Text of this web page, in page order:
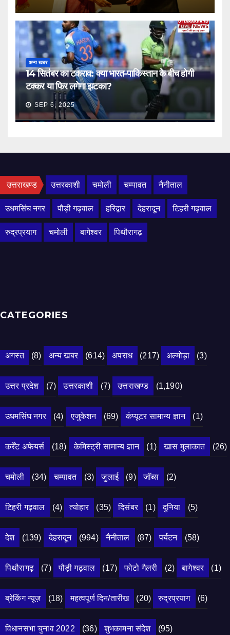
अन्य खबर
14 सितंबर का टकराव: क्या भारत-पाकिस्तान के बीच होगी
टक्कर या फिर लगेगा झटका?
SEP 6, 2025
उत्तराखण्ड उत्तरकाशी चमोली चम्पावत नैनीताल
उधमसिंघ नगर पौड़ी गढ़वाल हरिद्वार देहरादून टिहरी गढ़वाल
रुद्रप्रयाग चमोली बागेश्वर पिथौरागढ़
CATEGORIES
अगस्त (8) अन्य खबर (614) अपराध (217) अल्मोड़ा (3)
उत्तर प्रदेश (7) उत्तरकाशी (7) उत्तराखण्ड (1,190)
उधमसिंघ नगर (4) एजुकेशन (69) कंप्यूटर सामान्य ज्ञान (1)
कर्रेंट अफेयर्स (18) केमिस्ट्री सामान्य ज्ञान (1) खास मुलाकात (26)
चमोली (34) चम्पावत (3) जुलाई (9) जॉब्स (2)
टिहरी गढ़वाल (4) त्योहार (35) दिसंबर (1) दुनिया (5)
देश (139) देहरादून (994) नैनीताल (87) पर्यटन (58)
पिथौरागढ़ (7) पौड़ी गढ़वाल (17) फोटो गैलरी (2) बागेश्वर (1)
ब्रेकिंग न्यूज़ (18) महत्वपूर्ण दिन/तारीख (20) रुद्रप्रयाग (6)
विधानसभा चुनाव 2022 (36) शुभकामना संदेश (95)